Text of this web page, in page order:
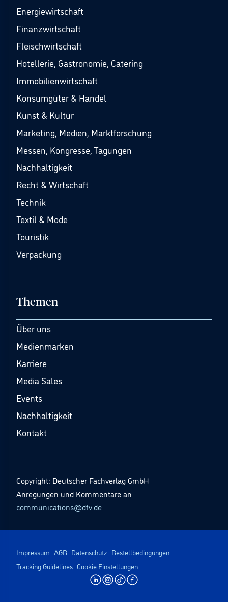
Energiewirtschaft
Finanzwirtschaft
Fleischwirtschaft
Hotellerie, Gastronomie, Catering
Immobilienwirtschaft
Konsumgüter & Handel
Kunst & Kultur
Marketing, Medien, Marktforschung
Messen, Kongresse, Tagungen
Nachhaltigkeit
Recht & Wirtschaft
Technik
Textil & Mode
Touristik
Verpackung
Themen
Über uns
Medienmarken
Karriere
Media Sales
Events
Nachhaltigkeit
Kontakt
Copyright: Deutscher Fachverlag GmbH
Anregungen und Kommentare an
communications@dfv.de
Impressum AGB Datenschutz Bestellbedingungen
Tracking Guidelines Cookie Einstellungen